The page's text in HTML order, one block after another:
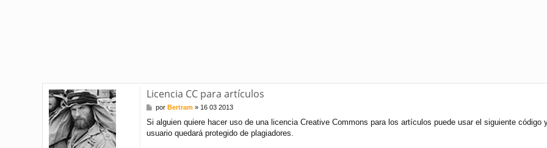
Licencia CC para artículos
M
n
s
porBertram » 16 03 2013
Si alguien quiere hacer uso de una licencia Creative Commons para los artículos puede usar el siguiente
usuario quedará protegido de plagiadores.